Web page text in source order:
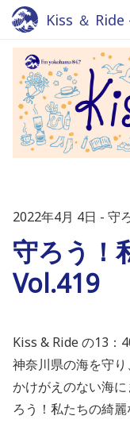
Kiss ＆
2022年4月 4日 守
守ろう！
Vol.419
Kiss & Ride の13：
神奈川県の海を守
かけがえのない海
ろう！私たちの綺